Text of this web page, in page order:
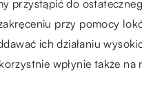
przystąpić do
przy pomocy
ich działaniu
wpłynie także na